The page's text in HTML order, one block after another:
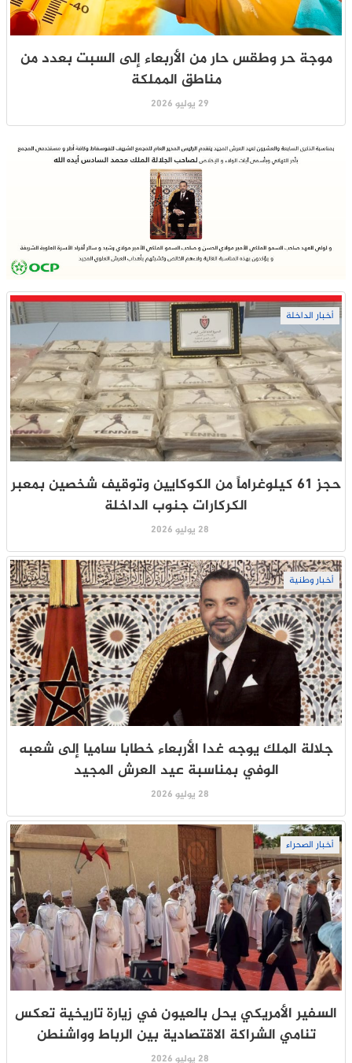
موجة حر وطقس حار من الأربعاء إلى السبت بعدد من
مناطق المملكة
29 يوليو 2026
أخبار الداخلة
حجز 61 كيلوغراماً من الكوكايين وتوقيف شخصين بمعبر
الكركارات جنوب الداخلة
28 يوليو 2026
أخبار وطنية
جلالة الملك يوجه غدا الأربعاء خطابا ساميا إلى شعبه
الوفي بمناسبة عيد العرش المجيد
28 يوليو 2026
أخبار الصحراء
السفير الأمريكي يحل بالعيون في زيارة تاريخية تعكس
تنامي الشراكة الاقتصادية بين الرباط وواشنطن
28 يوليو 2026